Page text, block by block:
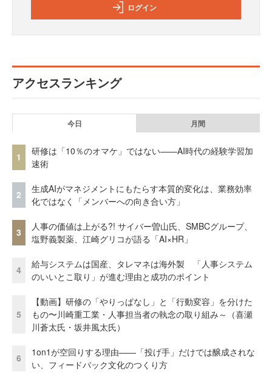
ログイン
アクセスランキング
今日 月間
1
研修は「10％のオマケ」ではない——AI時代の経験学習加
速術
2
生成AIがマネジメントにもたらす本質的変化は、業務効率
化ではなく「メンバーへの向き合い方」
3
人事の価値は上がる?! サイバー曽山氏、SMBCグループ、
塩野義製薬、江崎グリコが語る「AI×HR」
4
給与システムは国産、タレマネは海外製 「人事システム
のいいとこ取り」が進む理由と成功のポイント
5
【動画】研修の「やりっぱなし」と「行動変容」を分けた
もの〜川崎重工業・人事担当者の執念の取り組み～（喜瀬
川蒼太氏・坂井風太氏）
6
1on1が空回りする理由——「投げ手」だけでは醸成されな
い、フィードバック文化のつくり方